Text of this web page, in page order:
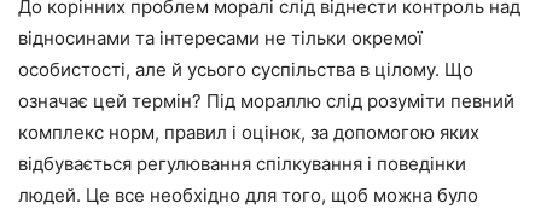
До корінних проблем моралі слід віднести контроль над
відносинами та інтересами не тільки окремої
особистості, але й усього суспільства в цілому. Що
означає цей термін? Під мораллю слід розуміти певний
комплекс норм, правил і оцінок, за допомогою яких
відбувається регулювання спілкування і поведінки
людей. Це все необхідно для того, щоб можна було